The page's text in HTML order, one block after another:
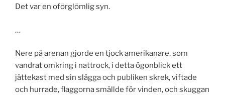
Det var en oförglömlig syn.
…
Nere på arenan gjorde en tjock amerikanare, som
vandrat omkring i nattrock, i detta ögonblick ett
jättekast med sin slägga och publiken skrek, viftade
och hurrade, flaggorna smällde för vinden, och skuggan